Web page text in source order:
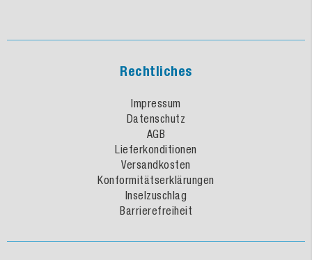
Rechtliches
Impressum
Datenschutz
AGB
Lieferkonditionen
Versandkosten
Konformitätserklärungen
Inselzuschlag
Barrierefreiheit